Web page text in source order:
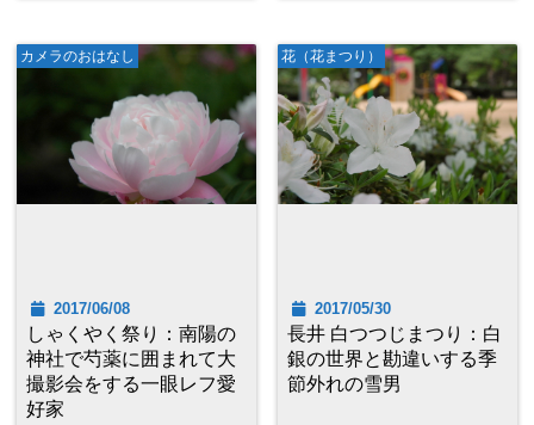
カメラのおはなし
2017/06/08
しゃくやく祭り：南陽の
神社で芍薬に囲まれて大
撮影会をする一眼レフ愛
好家
花（花まつり）
2017/05/30
長井 白つつじまつり：白
銀の世界と勘違いする季
節外れの雪男